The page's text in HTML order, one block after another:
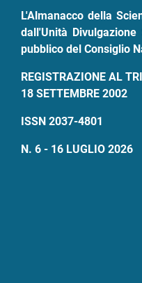
L'Almanacco della
dall'Unità
pubblico del Consiglio
REGISTRAZIONE AL
18 SETTEMBRE 2002
ISSN 2037-4801
N. 6 - 16 LUGLIO 2026